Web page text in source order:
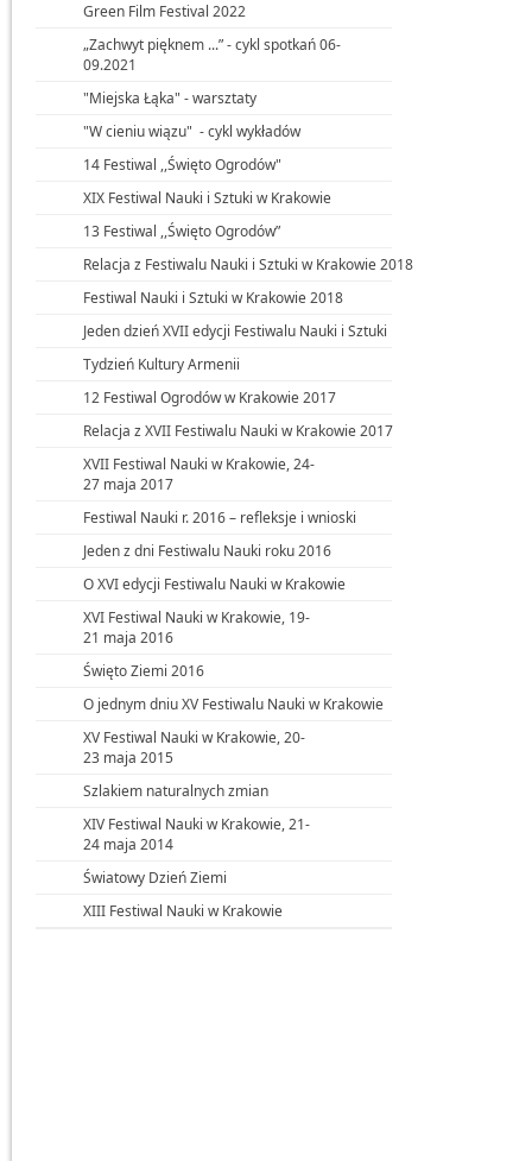
Green Film Festival 2022
„Zachwyt pięknem ...” - cykl spotkań 06-
09.2021
"Miejska Łąka" - warsztaty
"W cieniu wiązu" - cykl wykładów
14 Festiwal ,,Święto Ogrodów"
XIX Festiwal Nauki i Sztuki w Krakowie
13 Festiwal ,,Święto Ogrodówˮ
Relacja z Festiwalu Nauki i Sztuki w Krakowie 2018
Festiwal Nauki i Sztuki w Krakowie 2018
Jeden dzień XVII edycji Festiwalu Nauki i Sztuki
Tydzień Kultury Armenii
12 Festiwal Ogrodów w Krakowie 2017
Relacja z XVII Festiwalu Nauki w Krakowie 2017
XVII Festiwal Nauki w Krakowie, 24-
27 maja 2017
Festiwal Nauki r. 2016 – refleksje i wnioski
Jeden z dni Festiwalu Nauki roku 2016
O XVI edycji Festiwalu Nauki w Krakowie
XVI Festiwal Nauki w Krakowie, 19-
21 maja 2016
Święto Ziemi 2016
O jednym dniu XV Festiwalu Nauki w Krakowie
XV Festiwal Nauki w Krakowie, 20-
23 maja 2015
Szlakiem naturalnych zmian
XIV Festiwal Nauki w Krakowie, 21-
24 maja 2014
Światowy Dzień Ziemi
XIII Festiwal Nauki w Krakowie